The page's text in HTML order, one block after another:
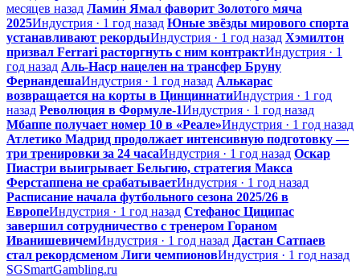
месяцев назад Ламин Ямал фаворит Золотого мяча
2025Индустрия · 1 год назад Юные звёзды мирового спорта
устанавливают рекордыИндустрия · 1 год назад Хэмилтон
призвал Ferrari расторгнуть с ним контрактИндустрия · 1
год назад Аль-Наср нацелен на трансфер Бруну
ФернандешаИндустрия · 1 год назад Алькарас
возвращается на корты в ЦинциннатиИндустрия · 1 год
назад Революция в Формуле-1Индустрия · 1 год назад
Мбаппе получает номер 10 в «Реале»Индустрия · 1 год назад
Атлетико Мадрид продолжает интенсивную подготовку —
три тренировки за 24 часаИндустрия · 1 год назад Оскар
Пиастри выигрывает Бельгию, стратегия Макса
Ферстаппена не срабатываетИндустрия · 1 год назад
Расписание начала футбольного сезона 2025/26 в
ЕвропеИндустрия · 1 год назад Стефанос Циципас
завершил сотрудничество с тренером Гораном
ИванишевичемИндустрия · 1 год назад Дастан Сатпаев
стал рекордсменом Лиги чемпионовИндустрия · 1 год назад
SGSmartGambling.ru